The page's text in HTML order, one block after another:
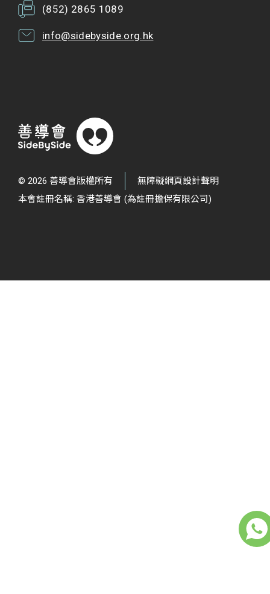
(852) 2865 1089
info@sidebyside.org.hk
© 2026 善導會版權所有
無障礙網頁設計聲明
本會註冊名稱: 香港善導會 (為註冊擔保有限公司)